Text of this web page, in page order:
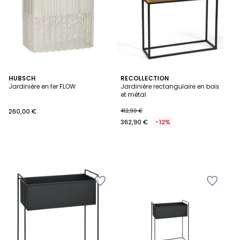
HUBSCH
Jardinière en fer FLOW
260,00 €
RECOLLECTION
Jardinière rectangulaire en bois
et métal
412,90 €
362,90 € -12%